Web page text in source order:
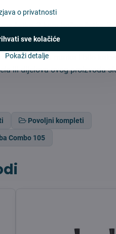
četke, 2 kom bočne četke, 2
iRobot Roomba te za nju ne
zaštićena marka i bilo
ili dijelova ovog proizvoda
Povoljni kompleti
Combo 105
o privatnosti
Pokaži detalje
sve kolačiće